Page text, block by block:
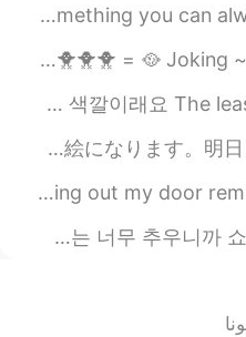
2019.07.27 11:52
I did a trip to Kanazawa, Japan. Beautiful
내가 가장 좋아하는 색은 노란색 흔한 favorite color는 아니죠
Today will be my last drawing. Tomorrow, my new classes
Hope all of you are having a great Tuesday ☺️
아빠는 제가 같이 운동 안해주면 절대로 운동 안 하시거든요 그래서 제가 공원에